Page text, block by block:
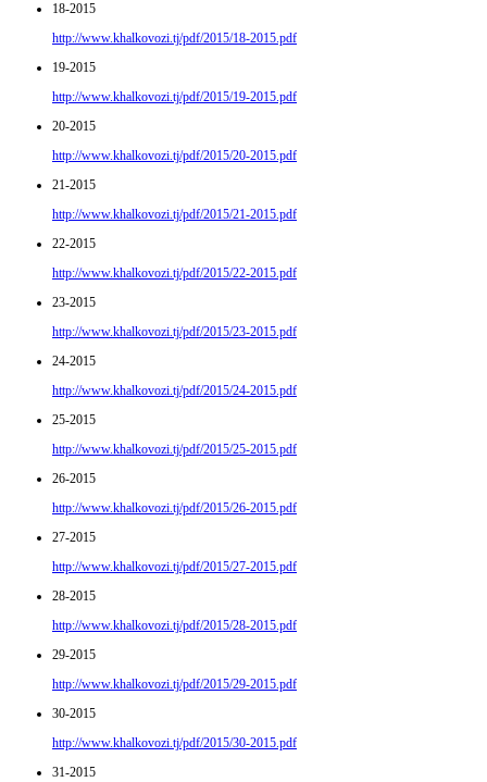
18-2015
http://www.khalkovozi.tj/pdf/2015/18-2015.pdf
19-2015
http://www.khalkovozi.tj/pdf/2015/19-2015.pdf
20-2015
http://www.khalkovozi.tj/pdf/2015/20-2015.pdf
21-2015
http://www.khalkovozi.tj/pdf/2015/21-2015.pdf
22-2015
http://www.khalkovozi.tj/pdf/2015/22-2015.pdf
23-2015
http://www.khalkovozi.tj/pdf/2015/23-2015.pdf
24-2015
http://www.khalkovozi.tj/pdf/2015/24-2015.pdf
25-2015
http://www.khalkovozi.tj/pdf/2015/25-2015.pdf
26-2015
http://www.khalkovozi.tj/pdf/2015/26-2015.pdf
27-2015
http://www.khalkovozi.tj/pdf/2015/27-2015.pdf
28-2015
http://www.khalkovozi.tj/pdf/2015/28-2015.pdf
29-2015
http://www.khalkovozi.tj/pdf/2015/29-2015.pdf
30-2015
http://www.khalkovozi.tj/pdf/2015/30-2015.pdf
31-2015